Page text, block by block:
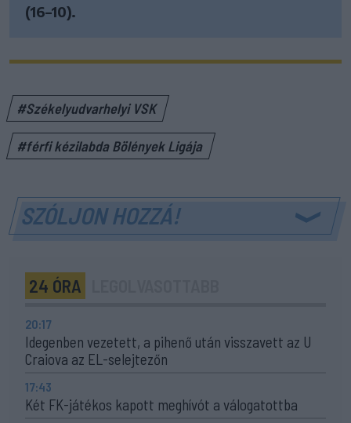
(16–10).
#Székelyudvarhelyi VSK
#férfi kézilabda Bölények Ligája
SZÓLJON HOZZÁ!
24 ÓRA
20:17
Idegenben vezetett, a pihenő után visszavett az U
Craiova az EL-selejtezőn
17:43
Két FK-játékos kapott meghívót a válogatottba